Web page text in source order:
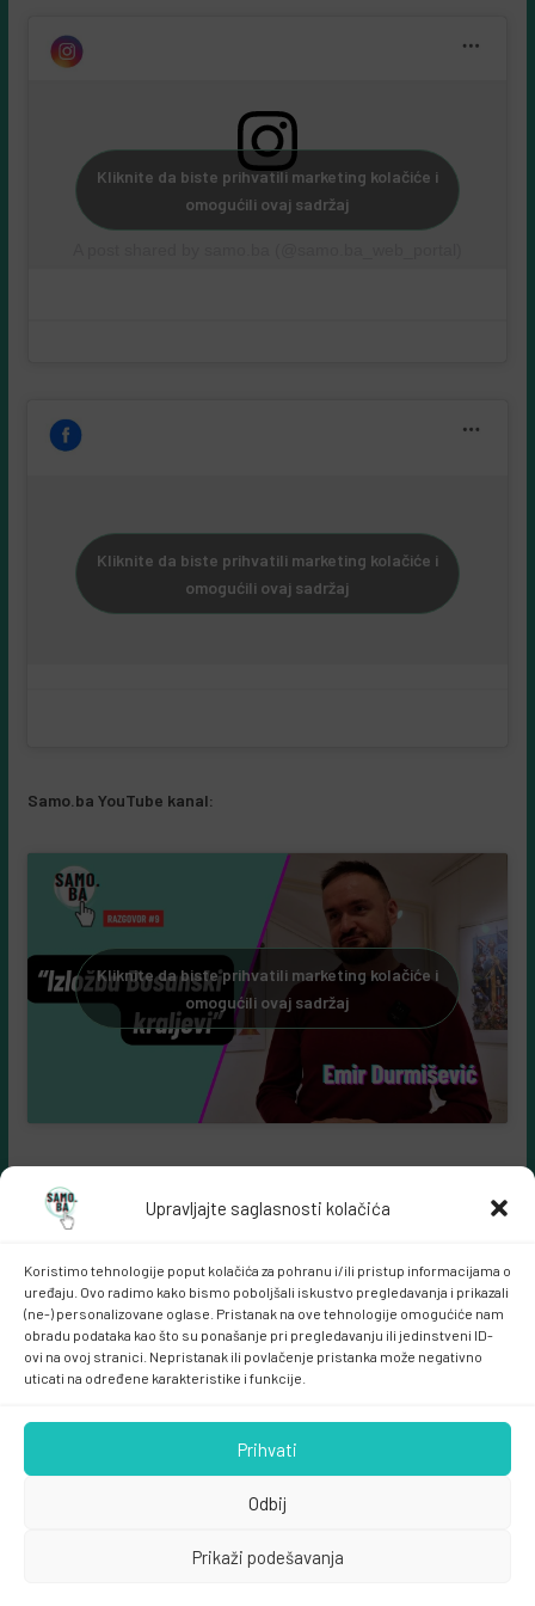
Upravljajte saglasnosti kolačića
Koristimo tehnologije poput kolačića za pohranu i/ili pristup informacijama o
uređaju. Ovo radimo kako bismo poboljšali iskustvo pregledavanja i prikazali
(ne-) personalizovane oglase. Pristanak na ove tehnologije omogućiće nam
obradu podataka kao što su ponašanje pri pregledavanju ili jedinstveni ID-
ovi na ovoj stranici. Nepristanak ili povlačenje pristanka može negativno
uticati na određene karakteristike i funkcije.
Prihvati
Odbij
Prikaži podešavanja
Kliknite da biste prihvatili marketing kolačiće i
omogućili ovaj sadržaj
Kliknite da biste prihvatili marketing kolačiće i
omogućili ovaj sadržaj
Samo.ba YouTube kanal:
Kliknite da biste prihvatili marketing kolačiće i
omogućili ovaj sadržaj
Samo.ba MARKETING